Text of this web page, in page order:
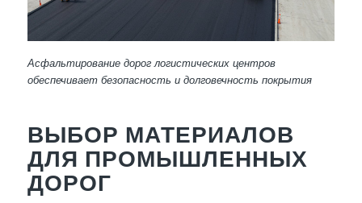
Асфальтирование дорог логистических центров
обеспечивает безопасность и долговечность покрытия
ВЫБОР МАТЕРИАЛОВ
ДЛЯ ПРОМЫШЛЕННЫХ
ДОРОГ